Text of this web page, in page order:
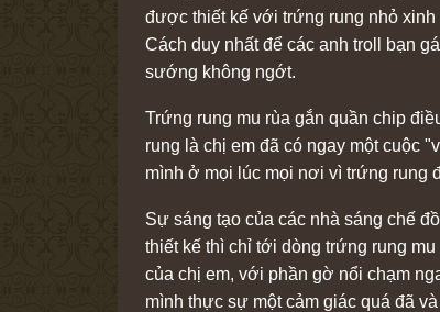
được thiết kế với trứng rung nhỏ xinh
Cách duy nhất để các anh troll bạn
sướng không ngớt.
Trứng rung mu rùa gắn quần chip
rung là chị em đã có ngay một cuộc
mình ở mọi lúc mọi nơi vì trứng rung
Sự sáng tạo của các nhà sáng chế
thiết kế thì chỉ tới dòng trứng rung
của chị em, với phần gờ nổi chạm
mình thực sự một cảm giác quá đã